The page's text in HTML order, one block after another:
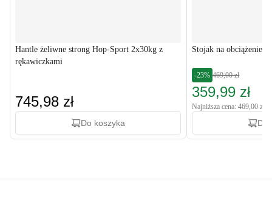
Hantle żeliwne strong Hop-Sport 2x30kg z
rękawiczkami
745,98 zł
Do koszyka
Stojak na obciążenie,
-23% 469,00 zł
359,99 zł
Najniższa cena: 469,00 zł
Do